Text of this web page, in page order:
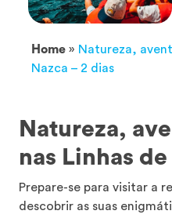
Home » Natureza,
Nazca – 2 dias
Natureza,
nas Linhas
Prepare-se para visitar a
descobrir as suas